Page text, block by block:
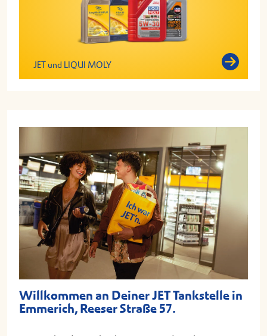
JET und LIQUI MOLY
Willkommen an Deiner JET Tankstelle in
Emmerich, Reeser Straße 57.